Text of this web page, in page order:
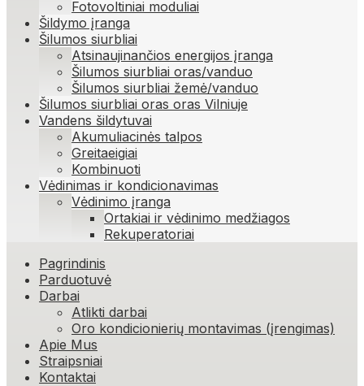
Fotovoltiniai moduliai
Šildymo įranga
Šilumos siurbliai
Atsinaujinančios energijos įranga
Šilumos siurbliai oras/vanduo
Šilumos siurbliai žemė/vanduo
Šilumos siurbliai oras oras Vilniuje
Vandens šildytuvai
Akumuliacinės talpos
Greitaeigiai
Kombinuoti
Vėdinimas ir kondicionavimas
Vėdinimo įranga
Ortakiai ir vėdinimo medžiagos
Rekuperatoriai
Skip
content
Pagrindinis
Parduotuvė
Darbai
Atlikti darbai
Oro kondicionierių montavimas (įrengimas)
Apie Mus
Straipsniai
Kontaktai